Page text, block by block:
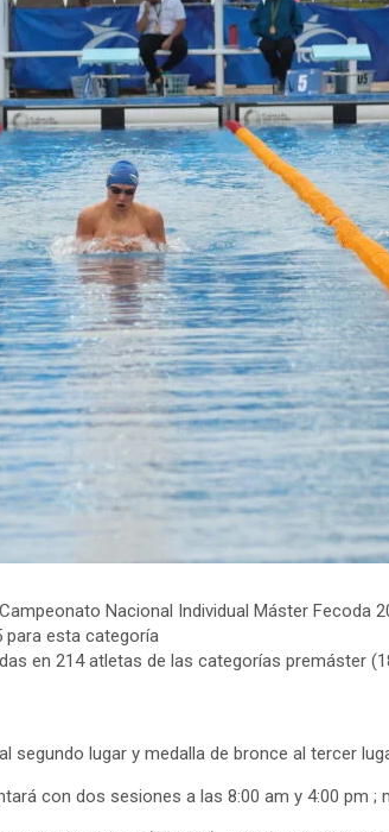
Nacional Individual Máster Fecoda
para esta categoría
en 214 atletas de las categorías premáster
segundo lugar y medalla de bronce al tercer
con dos sesiones a las 8:00 am y 4:00 pm